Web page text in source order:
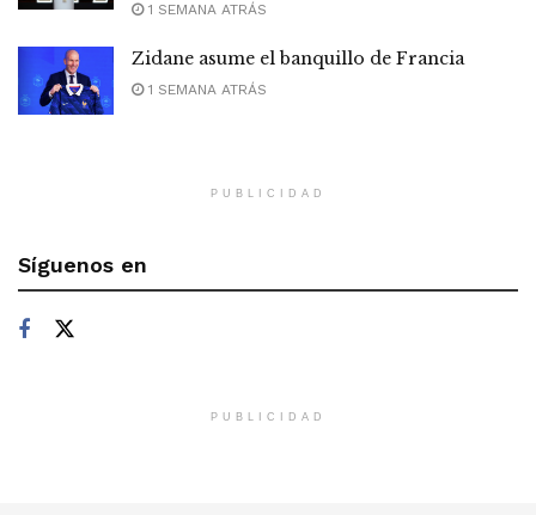
1 SEMANA ATRÁS
Zidane asume el banquillo de Francia
1 SEMANA ATRÁS
PUBLICIDAD
Síguenos en
PUBLICIDAD